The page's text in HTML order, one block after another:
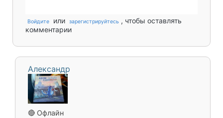
Войдите или зарегистрируйтесь , чтобы оставлять
комментарии
Александр
🔴 Офлайн